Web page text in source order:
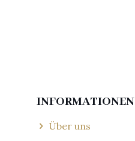
INFORMATIONEN
Über uns